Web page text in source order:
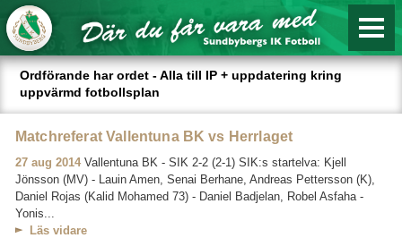
Ordförande har ordet - Alla till IP + uppdatering kring
uppvärmd fotbollsplan
Matchreferat Vallentuna BK vs Herrlaget
27 aug 2014 Vallentuna BK - SIK 2-2 (2-1) SIK:s startelva: Kjell
Jönsson (MV) - Lauin Amen, Senai Berhane, Andreas Pettersson (K),
Daniel Rojas (Kalid Mohamed 73) - Daniel Badjelan, Robel Asfaha -
Yonis...
Läs vidare